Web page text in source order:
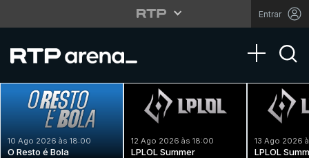
Entrar
Toggle
10 Ago 2026 às 18:00
O Resto é Bola
12 Ago 2026 às 18:00
LPLOL Summer
13 Ago 2026
LPLOL